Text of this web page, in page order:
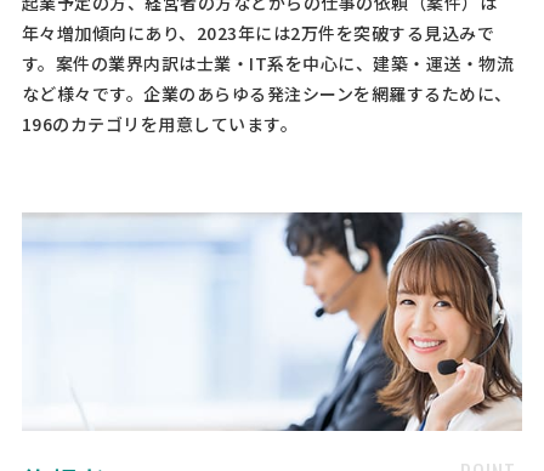
年々増加傾向にあり、2023年には2万件を突破する見込みで
す。案件の業界内訳は士業・IT系を中心に、建築・運送・物流
など様々です。企業のあらゆる発注シーンを網羅するために、
196のカテゴリを用意しています。
伝票印刷の見積もり依頼
ーカーです。 弊社オリジナル商品の売上伝票の印刷のお見積りをお願
いいたします。 価格的によいものがあれば定期で発注させていただき
たいと考えております。 ・縦187mm × 横65mm ・2枚 …
【A4フルカラー｜月1回・約1,400部発行｜
長期取引前提】パンフレット・会社概要印刷
印刷会社 > パンフレット・会社案内印刷